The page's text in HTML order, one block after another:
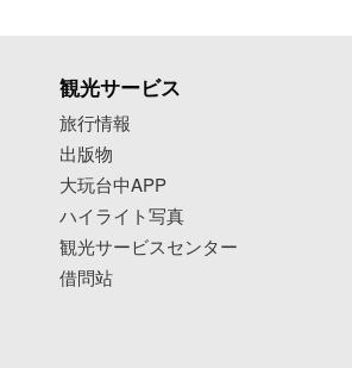
観光サービス
旅行情報
出版物
大玩台中APP
ハイライト写真
観光サービスセンター
借問站